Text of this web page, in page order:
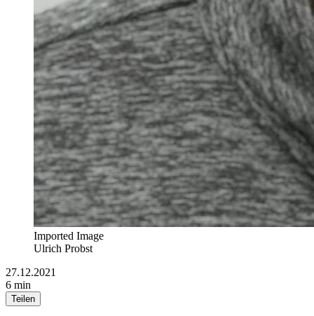
Imported Image
Ulrich Probst
27.12.2021
6 min
Teilen